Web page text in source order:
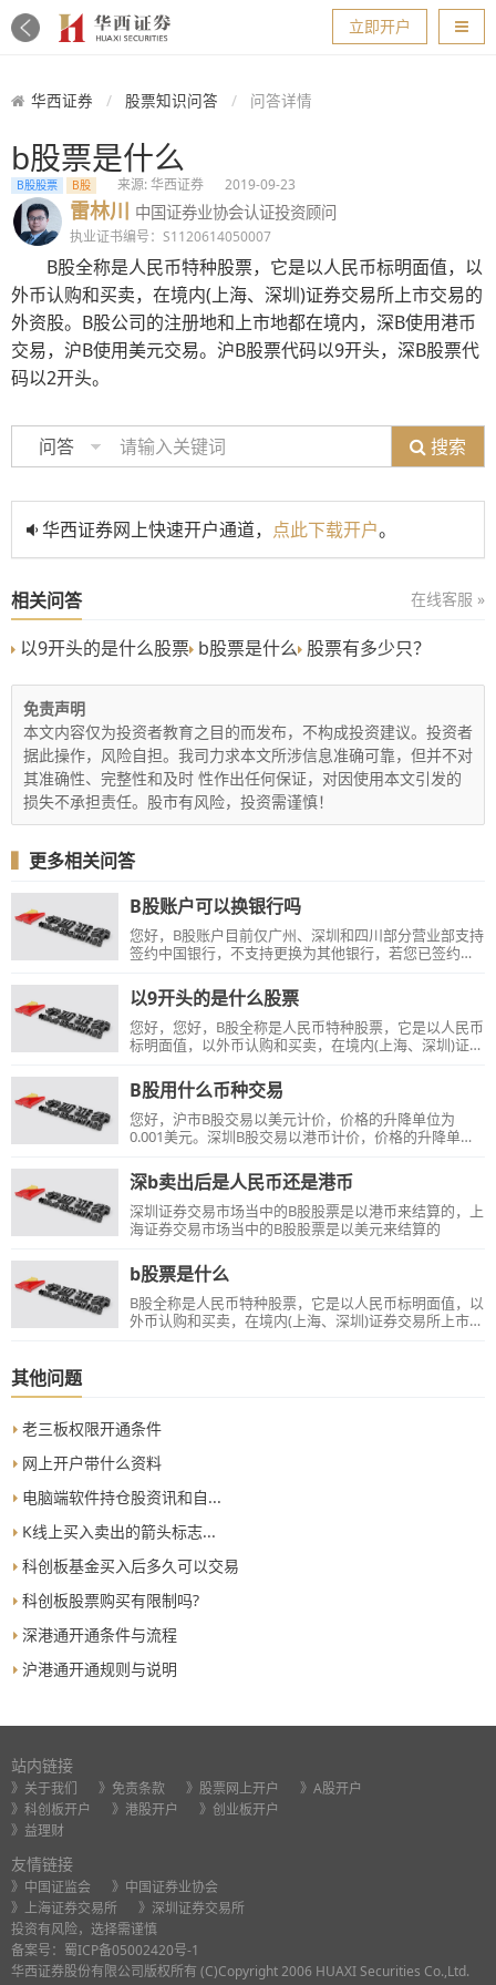
导航
立即开户
华西证券 股票知识问答 问答详情
b股票是什么
B股股票 B股 来源: 华西证券 2019-09-23
雷林川 中国证券业协会认证投资顾问
执业证书编号：S1120614050007
B股全称是人民币特种股票，它是以人民币标明面值，以
外币认购和买卖，在境内(上海、深圳)证券交易所上市交易的
外资股。B股公司的注册地和上市地都在境内，深B使用港币
交易，沪B使用美元交易。沪B股票代码以9开头，深B股票代
码以2开头。
问答 搜索
华西证券网上快速开户通道， 点此下载开户。
相关问答 在线客服 »
以9开头的是什么股票 b股票是什么 股票有多少只？
免责声明
本文内容仅为投资者教育之目的而发布，不构成投资建议。投资者
据此操作，风险自担。我司力求本文所涉信息准确可靠，但并不对
其准确性、完整性和及时 性作出任何保证，对因使用本文引发的
损失不承担责任。股市有风险，投资需谨慎！
▍ 更多相关问答
B股账户可以换银行吗
您好，B股账户目前仅广州、深圳和四川部分营业部支持
签约中国银行，不支持更换为其他银行，若您已签约中
以9开头的是什么股票
您好，您好，B股全称是人民币特种股票，它是以人民币
标明面值，以外币认购和买卖，在境内(上海、深圳)证券
在境内，深B使用港币交易，沪B使用美元交易。沪B股
票代码以9开头，深B股票代码以2开头。
B股用什么币种交易
您好，沪市B股交易以美元计价，价格的升降单位为
0.001美元。深圳B股交易以港币计价，价格的升降单位
深b卖出后是人民币还是港币
深圳证券交易市场当中的B股股票是以港币来结算的，上
海证券交易市场当中的B股股票是以美元来结算的
b股票是什么
B股全称是人民币特种股票，它是以人民币标明面值，以
外币认购和买卖，在境内(上海、深圳)证券交易所上市交
其他问题
老三板权限开通条件
网上开户带什么资料
电脑端软件持仓股资讯和自...
K线上买入卖出的箭头标志...
科创板基金买入后多久可以交易
科创板股票购买有限制吗?
深港通开通条件与流程
沪港通开通规则与说明
站内链接
》关于我们 》免责条款 》股票网上开户
》A股开户
》科创板开户
》港股开户
》创业板开户
》益理财
友情链接
》中国证监会
》中国证券业协会
》上海证券交易所
》深圳证券交易所
投资有风险，选择需谨慎
备案号： 蜀ICP备05002420号-1
华西证券股份有限公司版权所有 (C)Copyright 2006 HUAXI Securities Co.,Ltd.